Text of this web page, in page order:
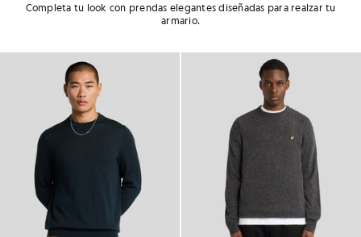
Completa tu look con prendas elegantes diseñadas para realzar tu
armario.